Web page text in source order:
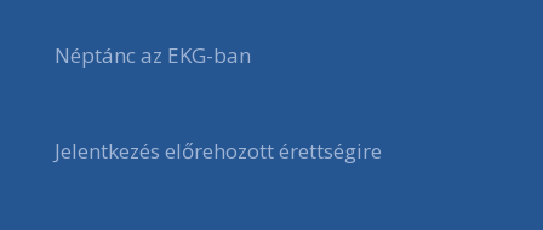
Néptánc az EKG-ban
Jelentkezés előrehozott érettségire